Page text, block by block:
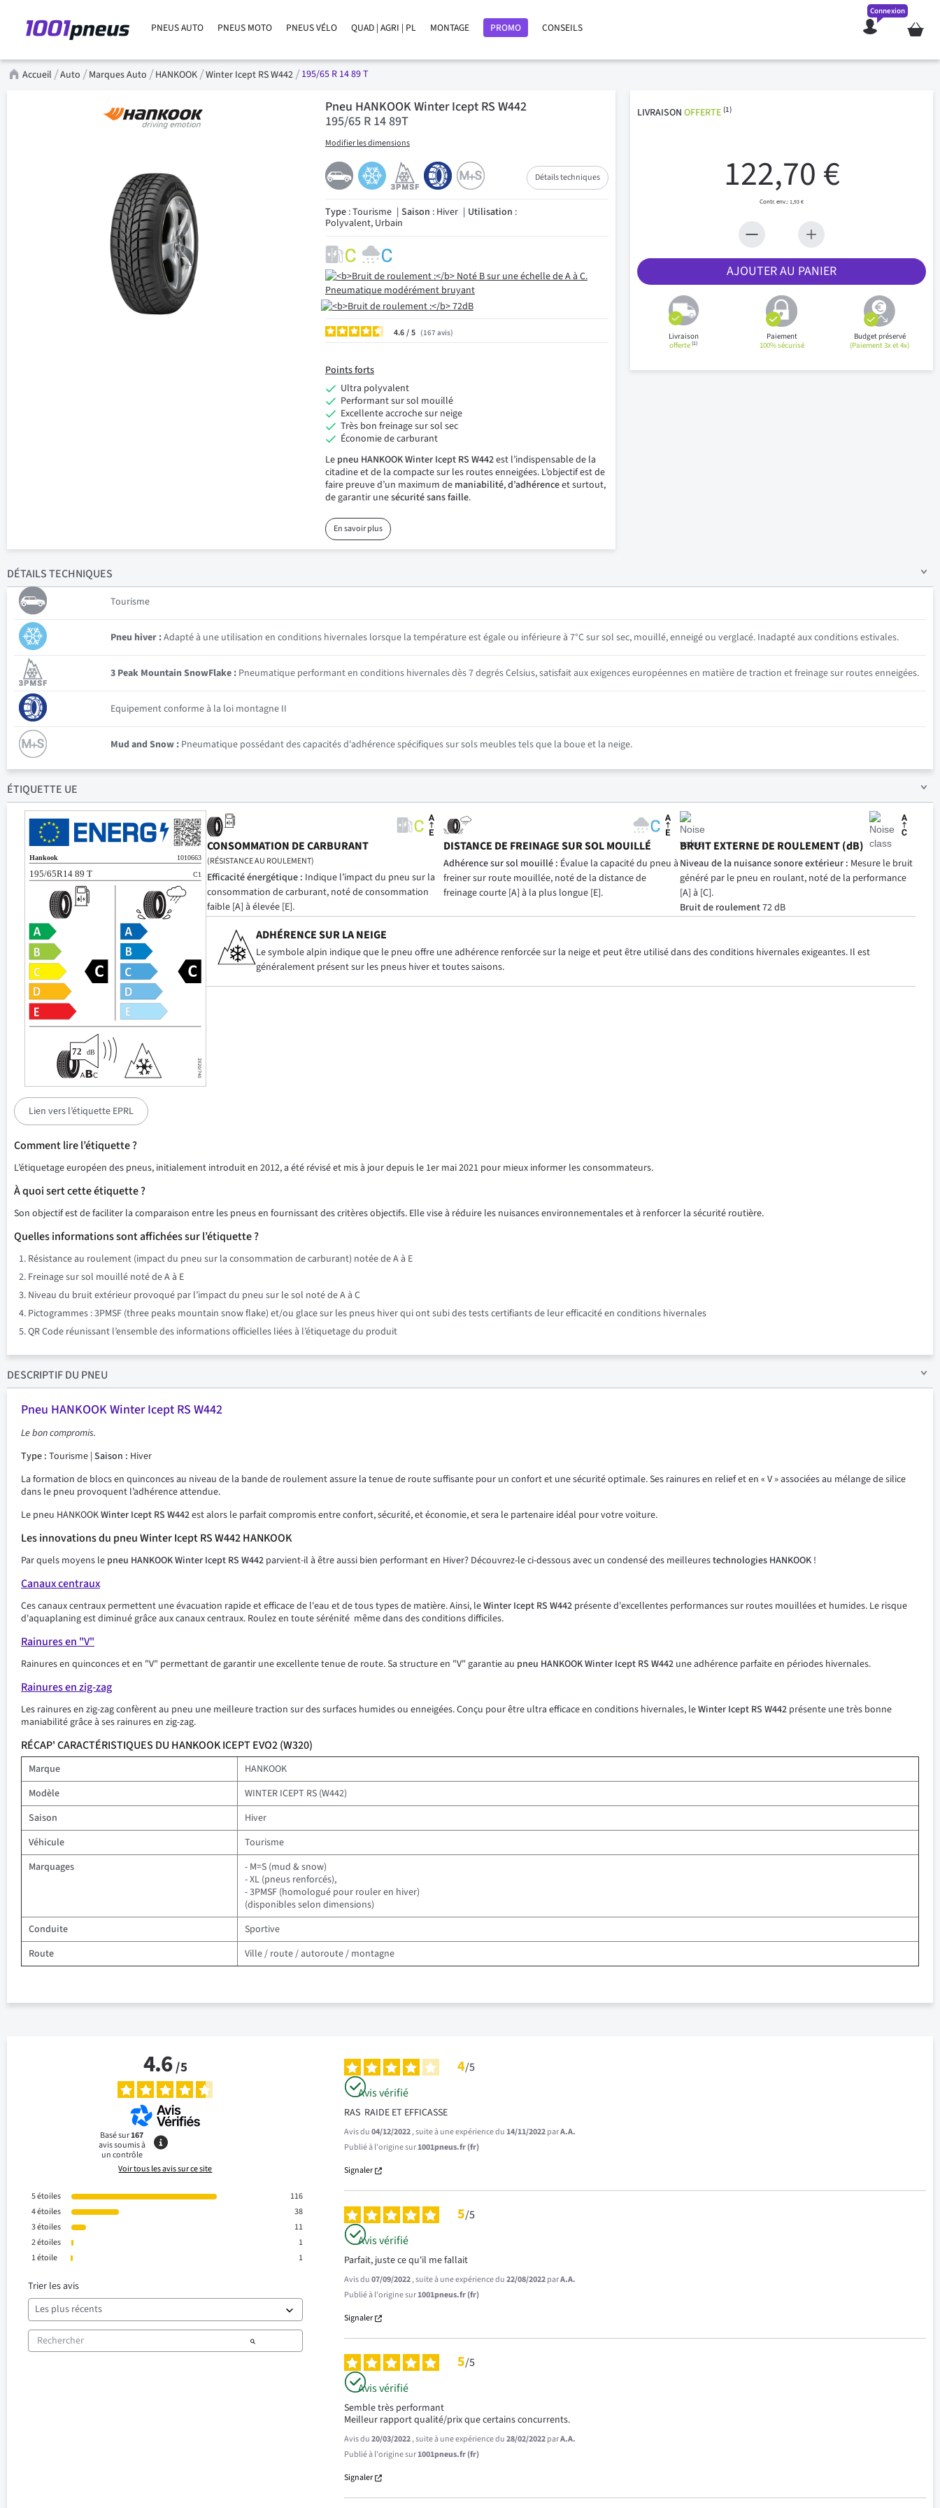
PNEUS AUTO PNEUS MOTO PNEUS VÉLO QUAD | AGRI | PL MONTAGE PROMO CONSEILS Mon
Connexion
Accueil Auto Marques Auto HANKOOK Winter Icept RS W442 195/65 R 14 89 T
Pneu HANKOOK Winter Icept RS W442
195/65 R 14 89T
Modifier les dimensions
Détails techniques
Type: Tourisme Saison : Hiver Utilisation :
Polyvalent, Urbain
4.6/ 167 avis
Points forts
Ultra polyvalent
Performant sur sol mouillé
Excellente accroche sur neige
Très bon freinage sur sol sec
Économie de carburant
Le pneu HANKOOK Winter Icept RS W442est l’indispensable de la
citadine et de la compacte sur les routes enneigées. L’objectif est de
faire preuve d’un maximum de maniabilité,d’adhérenceet surtout,
de garantir unesécurité sans faille.
En savoir plus
LIVRAISONOFFERTE (1)
122,70 €
1,93 €
AJOUTER AU PANIER
Livraison
offerte(1)
Paiement
100% sécurisé
Budget préservé
(Paiement 3x et 4x)
DÉTAILSTECHNIQUES
Tourisme
Pneu hiver :Adapté à une utilisation en conditions hivernales lorsque la température est égale ou inférieure à 7°C sur sol sec, mouillé, enneigé ou verglacé. Inadapté aux conditions estivales.
3 Peak Mountain SnowFlake : Pneumatique performant en conditions hivernales dès 7 degrés Celsius, satisfait aux exigences européennes en matière de traction et freinage sur routes enneigées.
Equipement conforme à la loi montagne II
Mud and Snow : Pneumatique possédant des capacités d'adhérence spécifiques sur sols meubles tels que la boue et la neige.
ÉTIQUETTE UE
CONSOMMATION DE CARBURANT
(RÉSISTANCE AU ROULEMENT)
Efficacité énergétique : Indique l’impact du pneu sur la
consommation de carburant, noté de consommation
faible [A] à élevée [E].
DISTANCE DE FREINAGE SUR SOL MOUILLÉ
Adhérence sur sol mouillé : Évalue la capacité du pneu à
freiner sur route mouillée, noté de la distance de
freinage courte [A] à la plus longue [E].
BRUIT EXTERNE DE ROULEMENT (dB)
Niveau de la nuisance sonore extérieur : Mesure le bruit
généré par le pneu en roulant, noté de la performance
[A] à [C].
Bruit de roulement72 dB
ADHÉRENCE SUR LA NEIGE
Le symbole alpin indique que le pneu offre une adhérence renforcée sur la neige et peut être utilisé dans des conditions hivernales exigeantes. Il est
généralement présent sur les pneus hiver et toutes saisons.
Lien vers l’étiquette EPRL
Comment lire l’étiquette ?
L’étiquetage européen des pneus, initialement introduit en 2012, a été révisé et mis à jour depuis le 1er mai 2021 pour mieux informer les consommateurs.
À quoi sert cette étiquette ?
Son objectif est de faciliter la comparaison entre les pneus en fournissant des critères objectifs. Elle vise à réduire les nuisances environnementales et à renforcer la sécurité routière.
Quelles informations sont affichées sur l’étiquette ?
Résistance au roulement (impact du pneu sur la consommation de carburant) notée de A à E
Freinage sur sol mouillé noté de A à E
Niveau du bruit extérieur provoqué par l’impact du pneu sur le sol noté de A à C
Pictogrammes : 3PMSF (three peaks mountain snow flake) et/ou glace sur les pneus hiver qui ont subi des tests certifiants de leur efficacité en conditions hivernales
QR Code réunissant l’ensemble des informations officielles liées à l’étiquetage du produit
DESCRIPTIFDU PNEU
Pneu HANKOOK Winter Icept RS W442
Le bon compromis.
Type : Tourisme | Saison : Hiver
La formation de blocs en quinconces au niveau de la bande de roulement assure la tenue de route suffisante pour un confort et une sécurité optimale. Ses rainures en relief et en « V » associées au mélange de silice
dans le pneu provoquent l’adhérence attendue.
Le pneu HANKOOKWinter Icept RS W442est alors le parfait compromis entre confort, sécurité, et économie, et sera le partenaire idéal pour votre voiture.
Les innovations du pneu Winter Icept RS W442 HANKOOK
Par quels moyens le pneu HANKOOK Winter Icept RS W442 parvient-il à être aussi bien performant en Hiver? Découvrez-le ci-dessous avec un condensé des meilleurestechnologies HANKOOK !
Canaux centraux
Ces canaux centraux permettent une évacuation rapide et efficace de l'eau et de tous types de matière. Ainsi, leWinter Icept RS W442 présente d'excellentes performances sur routes mouillées et humides. Le risque
d'aquaplaning est diminué grâce aux canaux centraux. Roulez en toute sérénité même dans des conditions difficiles.
Rainures en "V"
Rainures en quinconces et en "V" permettant de garantir une excellente tenue de route. Sa structure en "V" garantie au pneu HANKOOK Winter Icept RS W442 une adhérence parfaite en périodes hivernales.
Rainures en zig-zag
Les rainures en zig-zag confèrent au pneu une meilleure traction sur des surfaces humides ou enneigées. Conçu pour être ultra efficace en conditions hivernales, leWinter Icept RS W442 présente une très bonne
maniabilité grâce à ses rainures en zig-zag.
RÉCAP' CARACTÉRISTIQUES DU HANKOOK ICEPT EVO2 (W320)
Marque
HANKOOK
Modèle
WINTER ICEPT RS (W442)
Saison
Hiver
Véhicule
Tourisme
Marquages
- M=S (mud & snow)
- XL (pneus renforcés),
- 3PMSF (homologué pour rouler en hiver)
(disponibles selon dimensions)
Conduite
Sportive
Route
Ville / route / autoroute / montagne
4.6/5
Basé sur167
avis soumis à
un contrôle
Voir tous les avis sur ce site
5étoiles
116
4étoiles
38
3étoiles
11
2étoiles
1
1étoile 1
Trier les avis
4/5
Avis vérifié
RAS  RAIDE ET EFFICASSE
Avis du04/12/2022, suite à une expérience du14/11/2022parA.A.
Publié à l'origine sur1001pneus.fr (fr)
Signaler
5/5
Avis vérifié
Parfait, juste ce qu'il me fallait
Avis du07/09/2022, suite à une expérience du22/08/2022parA.A.
Publié à l'origine sur1001pneus.fr (fr)
Signaler
5/5
Avis vérifié
Semble très performant
Meilleur rapport qualité/prix que certains concurrents.
Avis du20/03/2022, suite à une expérience du28/02/2022parA.A.
Publié à l'origine sur1001pneus.fr (fr)
Signaler